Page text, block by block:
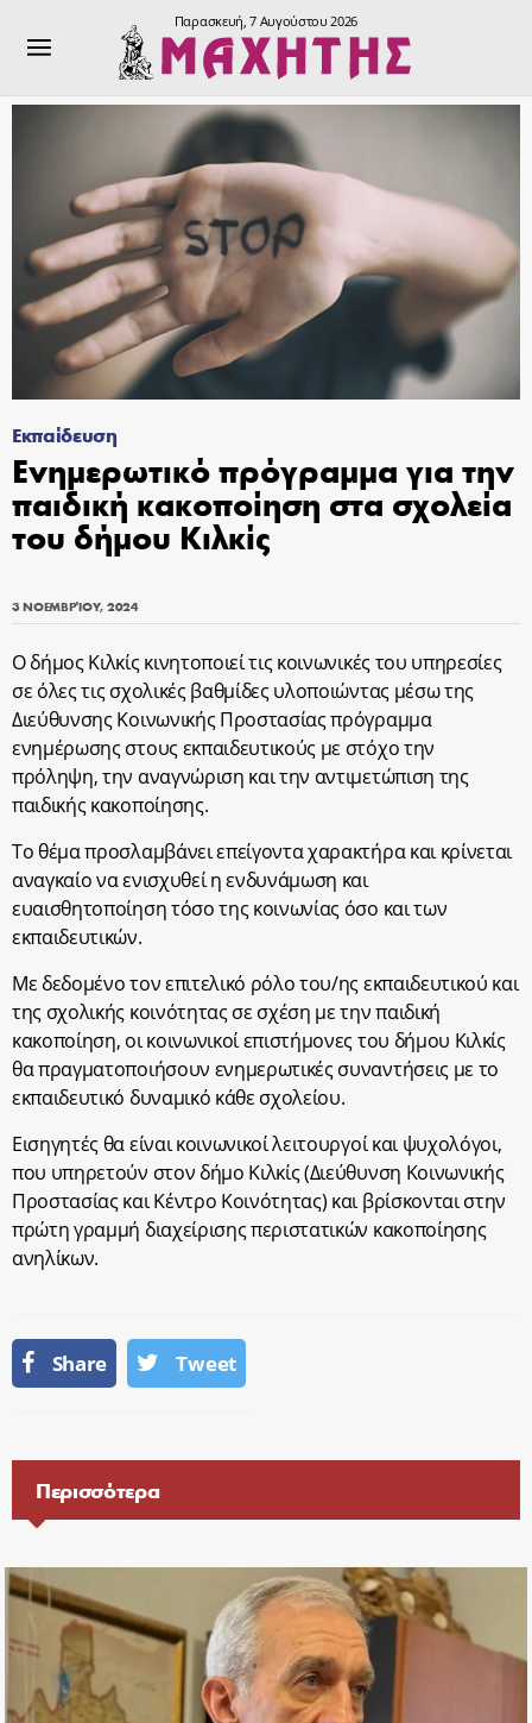
Παρασκευή, 7 Αυγούστου 2026
Εκπαίδευση
Ενημερωτικό πρόγραμμα για την
παιδική κακοποίηση στα σχολεία
του δήμου Κιλκίς
3 ΝΟΕΜΒΡΊΟΥ, 2024
Ο δήμος Κιλκίς κινητοποιεί τις κοινωνικές του υπηρεσίες
σε όλες τις σχολικές βαθμίδες υλοποιώντας μέσω της
Διεύθυνσης Κοινωνικής Προστασίας πρόγραμμα
ενημέρωσης στους εκπαιδευτικούς με στόχο την
πρόληψη, την αναγνώριση και την αντιμετώπιση της
παιδικής κακοποίησης.
Το θέμα προσλαμβάνει επείγοντα χαρακτήρα και κρίνεται
αναγκαίο να ενισχυθεί η ενδυνάμωση και
ευαισθητοποίηση τόσο της κοινωνίας όσο και των
εκπαιδευτικών.
Με δεδομένο τον επιτελικό ρόλο του/ης εκπαιδευτικού και
της σχολικής κοινότητας σε σχέση με την παιδική
κακοποίηση, οι κοινωνικοί επιστήμονες του δήμου Κιλκίς
θα πραγματοποιήσουν ενημερωτικές συναντήσεις με το
εκπαιδευτικό δυναμικό κάθε σχολείου.
Εισηγητές θα είναι κοινωνικοί λειτουργοί και ψυχολόγοι,
που υπηρετούν στον δήμο Κιλκίς (Διεύθυνση Κοινωνικής
Προστασίας και Κέντρο Κοινότητας) και βρίσκονται στην
πρώτη γραμμή διαχείρισης περιστατικών κακοποίησης
ανηλίκων.
Share Tweet
Περισσότερα